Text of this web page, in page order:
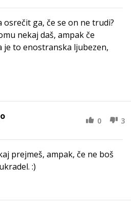
ga, če se on ne trudi?
nekaj daš, ampak če
je to enostranska ljubezen,
0 3
prejmeš, ampak, če ne boš
:)